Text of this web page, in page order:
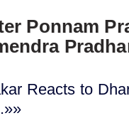
Ponnam
Reacts to